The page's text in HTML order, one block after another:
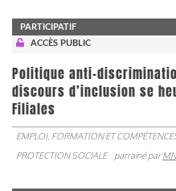
PARTICIPATIF
ACCÈS PUBLIC
Politique anti-
discours d’inclusion se
Filiales
EMPLOI, FORMATION ET
PROTECTION SOCIALE
parrainé par